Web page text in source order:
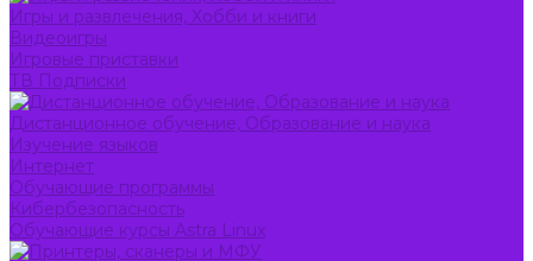
Игры и развлечения, Хобби и книги
Видеоигры
Игровые приставки
ТВ Подписки
Дистанционное обучение, Образование и наука
Изучение языков
Интернет
Обучающие программы
Кибербезопасность
Обучающие курсы Astra Linux